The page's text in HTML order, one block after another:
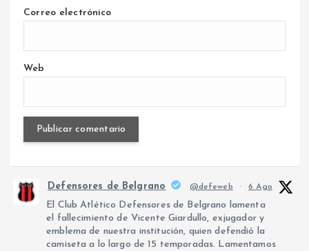
Correo electrónico
Web
Defensores de Belgrano @defeweb · 6 Ago
El Club Atlético Defensores de Belgrano lamenta
el fallecimiento de Vicente Giardullo, exjugador y
emblema de nuestra institución, quien defendió la
camiseta a lo largo de 15 temporadas. Lamentamos